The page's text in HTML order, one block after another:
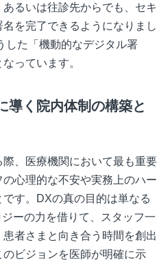
るいは往診先からでも、セキ
を完了できるようになりまし
した「機動的なデジタル署
っています。
導く院内体制の構築と
、医療機関において最も重要
心理的な不安や実務上のハー
す。
DXの真の目的は単なる
ーの力を借りて、スタッフ一
者さまと向き合う時間を創出
ビジョンを医師が明確に示